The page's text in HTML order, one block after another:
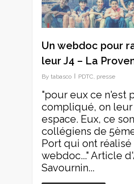
Un webdoc pour
leur J4 – La
By tabasco PDTC presse
"pour eux ce n'est
compliqué, on
espace. Eux, ce
collégiens de
Port qui ont réalisé
webdoc..." Article
Savournin...